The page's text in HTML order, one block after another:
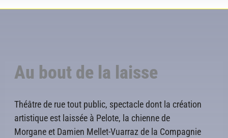
Au bout de la laisse
Théâtre de rue tout public, spectacle dont la création
artistique est laissée à Pelote, la chienne de
Morgane et Damien Mellet-Vuarraz de la Compagnie